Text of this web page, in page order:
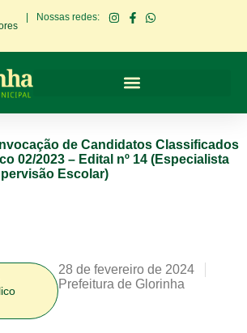
Nossas redes:
de Candidatos Classificados
02/2023 – Edital nº 14 (Especialista
Escolar)
28 de fevereiro de 2024
Prefeitura de Glorinha